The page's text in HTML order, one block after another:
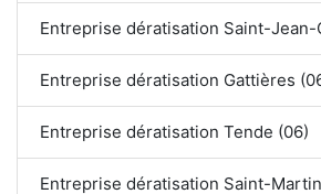
Entreprise dératisation Saint-Jean-
Entreprise dératisation Gattières
Entreprise dératisation Tende (06)
Entreprise dératisation Saint-